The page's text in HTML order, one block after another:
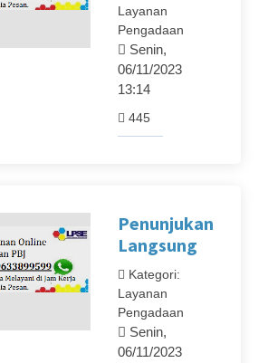
Layanan
Pengadaan
Senin,
06/11/2023
13:14
445
Penunjukan
Langsung
Kategori:
Layanan
Pengadaan
Senin,
06/11/2023